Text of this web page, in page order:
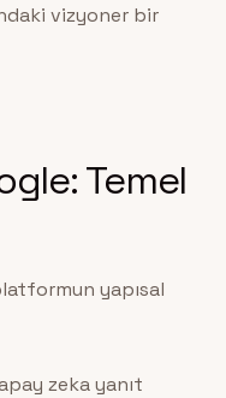
vizyoner bir
Temel
yapısal
zeka yanıt